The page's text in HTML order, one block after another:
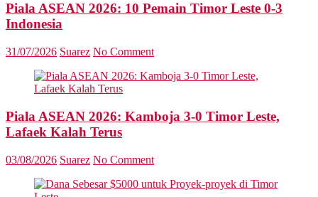
Piala ASEAN 2026: 10 Pemain Timor Leste 0-3
Indonesia
31/07/2026 Suarez No Comment
Piala ASEAN 2026: Kamboja 3-0 Timor Leste,
Lafaek Kalah Terus
03/08/2026 Suarez No Comment